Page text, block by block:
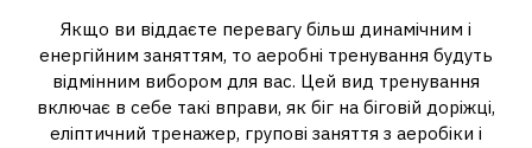
Якщо ви віддаєте перевагу більш динамічним і
енергійним заняттям, то аеробні тренування будуть
відмінним вибором для вас. Цей вид тренування
включає в себе такі вправи, як біг на біговій доріжці,
еліптичний тренажер, групові заняття з аеробіки і